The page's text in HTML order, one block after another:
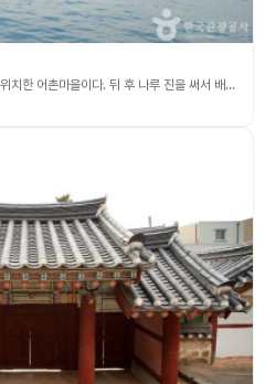
삼척시청에서 북쪽으로 약 1.5㎞ 거리에 위치한 어촌마을이다. 뒤 후 나루 진을 써서 배가 다니는 뒷길을 뜻하는 후진 마을은 삼척시내 그리고 동해시와도 가까워 삼척·동해 시민들 뿐만 아니라 솔비치 리조트의 관광객 등 전국에서 많은 사람들이 찾는 곳이다. 언택트관광지 100선에 선정된 이사부길(해안도로)의 초입에 있으며 옆에는 작은 항포구를 끼고 있다. 후진마을에는 우거진 송림과 함께 연장 1.2㎞ 폭 100m의 백사장이 넓고 길게 뻗어있는 관내 최대의